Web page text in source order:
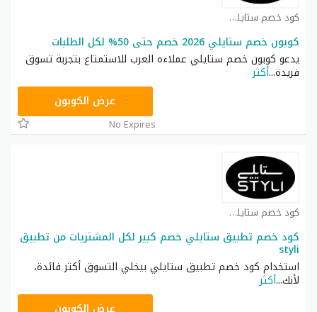
كود خصم ستايلي شوب كوبون
كوبون خصم ستايلي 2026 خصم حتى 50% لكل الطلبات
يدعو كوبون خصم ستايلي عملاءه العرب للاستمتاع بتجربة تسوق
فريدة...أكثر
عرض الكوبون
No Expires
كود خصم ستايلي شوب كوبون
كود خصم تطبيق ستايلي خصم كبير لكل المشتريات من تطبيق
styli
استخدام كود خصم تطبيق ستايلي بيخلي التسوق أكثر فائدة،
لأنك...أكثر